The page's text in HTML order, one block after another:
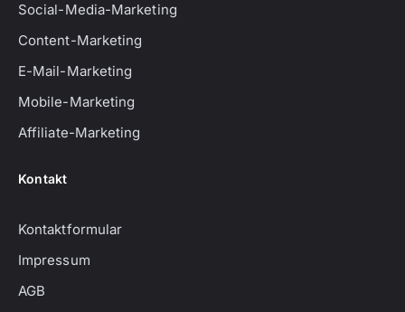
Social-Media-Marketing
Content-Marketing
E-Mail-Marketing
Mobile-Marketing
Affiliate-Marketing
Kontakt
Kontaktformular
Impressum
AGB